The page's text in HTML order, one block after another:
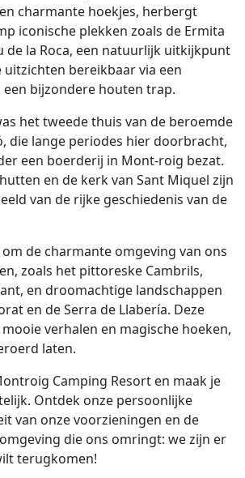
charmante hoekjes, herbergt
iconische plekken zoals de Ermita
de la Roca, een natuurlijk uitkijkpunt
bereikbaar via een
bijzondere houten trap.
het tweede thuis van de beroemde
die lange periodes hier doorbracht,
een boerderij in Mont-roig bezat.
en de kerk van Sant Miquel zijn
van de rijke geschiedenis van de
de charmante omgeving van ons
zoals het pittoreske Cambrils,
en droomachtige landschappen
en de Serra de Llabería. Deze
verhalen en magische hoeken,
laten.
Camping Resort en maak je
Ontdek onze persoonlijke
van onze voorzieningen en de
die ons omringt: we zijn er
terugkomen!